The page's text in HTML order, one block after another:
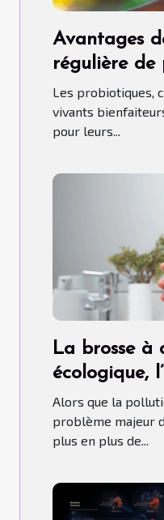
Avantages
régulière de
pour la
Les probiotiques,
vivants
pour leurs...
La brosse à
écologique,
idéale au
Alors que la
problème majeur
plus en plus de...